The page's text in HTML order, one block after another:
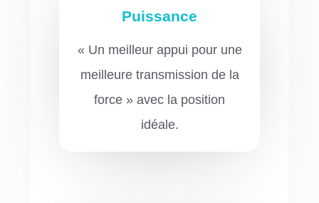
Puissance
« Un meilleur appui pour une
meilleure transmission de la
force » avec la position
idéale.